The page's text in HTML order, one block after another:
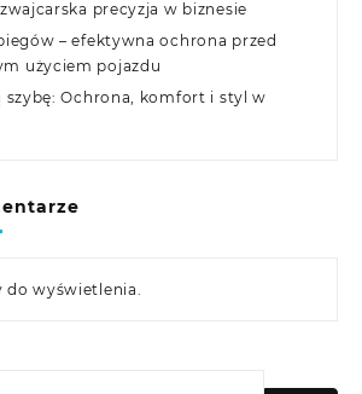
precyzja w biznesie
– efektywna ochrona przed
użyciem pojazdu
szybę: Ochrona, komfort i styl w
wyświetlenia.